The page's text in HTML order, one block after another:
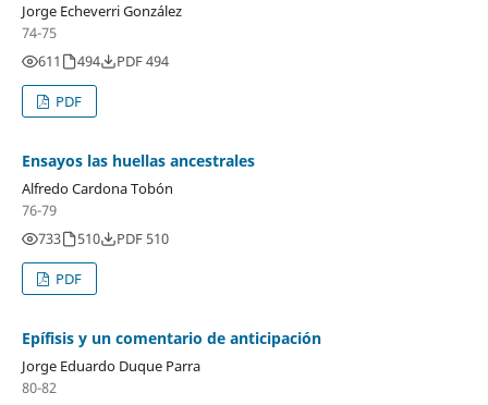
Jorge Echeverri González
74-75
611
494 PDF 494
PDF
Ensayos las huellas ancestrales
Alfredo Cardona Tobón
76-79
733
510 PDF 510
PDF
Epífisis y un comentario de anticipación
Jorge Eduardo Duque Parra
80-82